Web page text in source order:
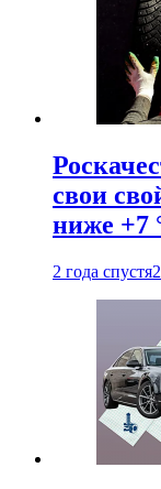
свои
ниже +7
2 года спустя